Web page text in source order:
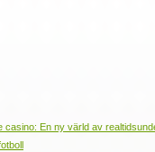
casino: En ny värld av